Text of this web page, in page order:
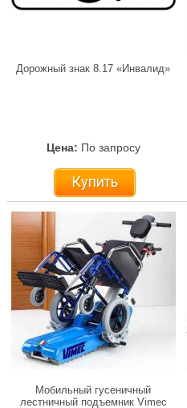
Дорожный знак 8.17 «Инвалид»
Цена: По запросу
Купить
Мобильный гусеничный
лестничный подъемник Vimec